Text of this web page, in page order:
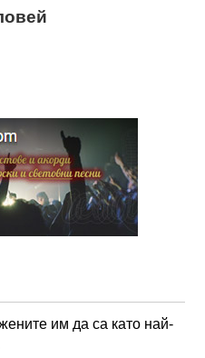
им да са като най-